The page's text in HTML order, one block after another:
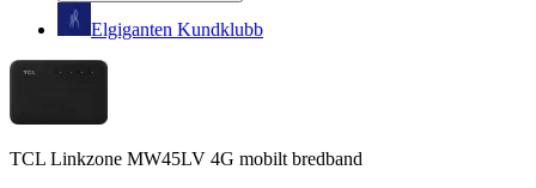
Elgiganten Kundklubb
TCL Linkzone MW45LV 4G mobilt bredband